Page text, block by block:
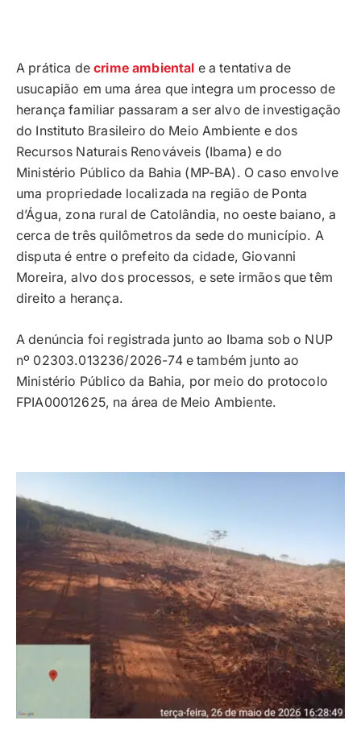
A prática decrime ambiental e a tentativa de
usucapião em uma área que integra um processo de
herança familiar passaram a ser alvo de investigação
do Instituto Brasileiro do Meio Ambiente e dos
Recursos Naturais Renováveis (Ibama) e do
Ministério Público da Bahia (MP-BA). O caso envolve
uma propriedade localizada na região de Ponta
d’Água, zona rural de Catolândia, no oeste baiano, a
cerca de três quilômetros da sede do município. A
disputa é entre o prefeito da cidade, Giovanni
Moreira, alvo dos processos, e sete irmãos que têm
direito a herança.
A denúncia foi registrada junto ao Ibama sob o NUP
nº 02303.013236/2026-74 e também junto ao
Ministério Público da Bahia, por meio do protocolo
FPIA00012625, na área de Meio Ambiente.